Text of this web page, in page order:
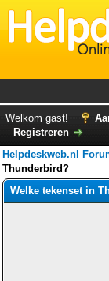
Welkom gast!
Registreren
Helpdeskweb.nl
Thunderbird?
Welke tekenset in